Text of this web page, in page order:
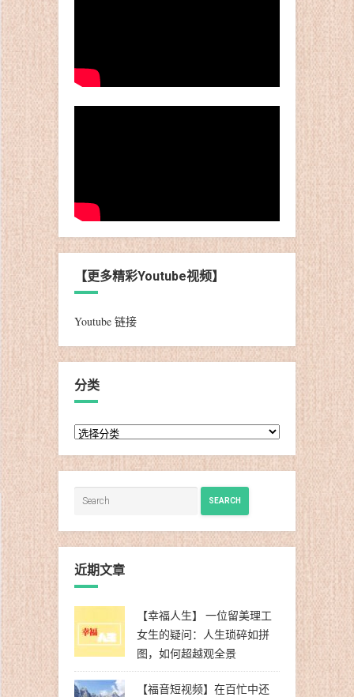
【更多精彩Youtube视频】
Youtube 链接
分类
分
SEARCH
近期文章
【幸福人生】 一位留美理工
女生的疑问：人生琐碎如拼
图，如何超越观全景
【福音短视频】在百忙中还